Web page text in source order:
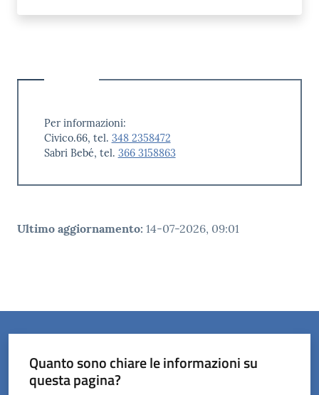
Per informazioni:
Civico.66, tel. 348 2358472
Sabri Bebé, tel. 366 3158863
Ultimo aggiornamento: 14-07-2026, 09:01
Quanto sono chiare le informazioni su
questa pagina?